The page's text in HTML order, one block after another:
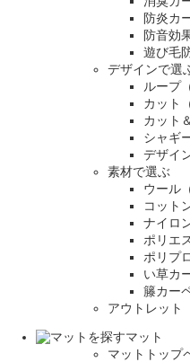
防炎カ
防音効
遊び毛
デザインで選
ループ
カット
カット
シャギ
デザイ
素材で選ぶ
ウール
コット
ナイロ
ポリエ
ポリプ
い草カ
籐カー
アウトレット
マット
マットトップ